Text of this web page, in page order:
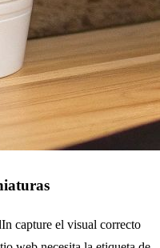
capture el visual correcto